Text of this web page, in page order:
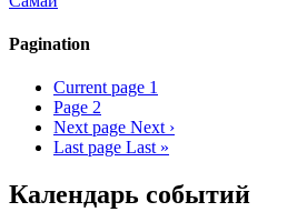
Pagination
Current page 1
Page 2
Next page Next ›
Last page Last »
Календарь событий